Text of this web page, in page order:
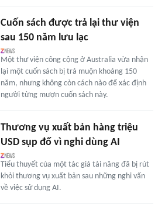
Cuốn sách được trả lại thư viện
sau 150 năm lưu lạc
Một thư viện công cộng ở Australia vừa nhận
lại một cuốn sách bị trả muộn khoảng 150
năm, nhưng không còn cách nào để xác định
người từng mượn cuốn sách này.
Thương vụ xuất bản hàng triệu
USD sụp đổ vì nghi dùng AI
Tiểu thuyết của một tác giả tài năng đã bị rút
khỏi thương vụ xuất bản sau những nghi vấn
về việc sử dụng AI.